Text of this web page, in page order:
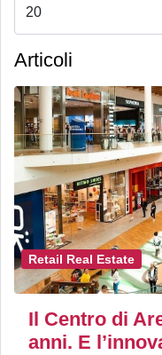
Articoli
Retail Real Estate
Il Centro di
anni. E